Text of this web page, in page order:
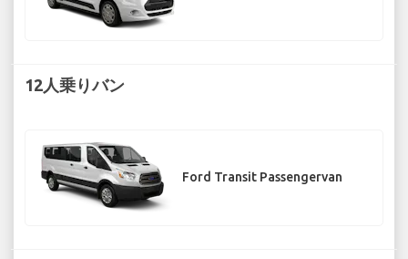
12人乗りバン
Ford Transit Passengervan